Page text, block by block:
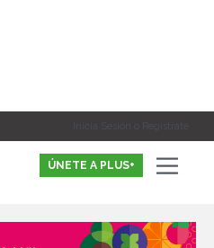
Inicia Sesión o Registrate
ÚNETE A PLUS+